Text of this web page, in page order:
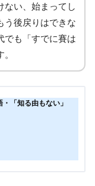
ない、始まってし
う後戻りはできな
でも「すでに賽は
・「知る由もない」